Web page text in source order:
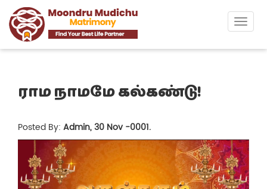
ராம நாமமே கல்கண்டு!
Posted By: Admin, 30 Nov -0001.